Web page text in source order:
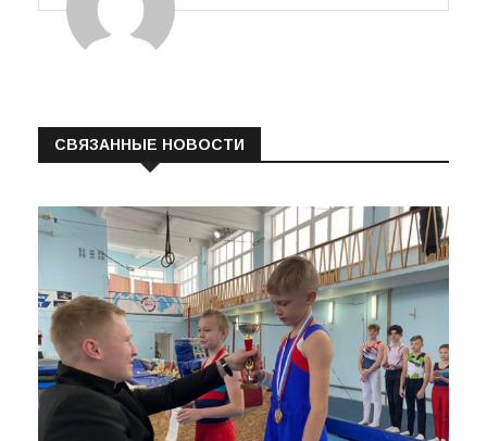
СВЯЗАННЫЕ НОВОСТИ